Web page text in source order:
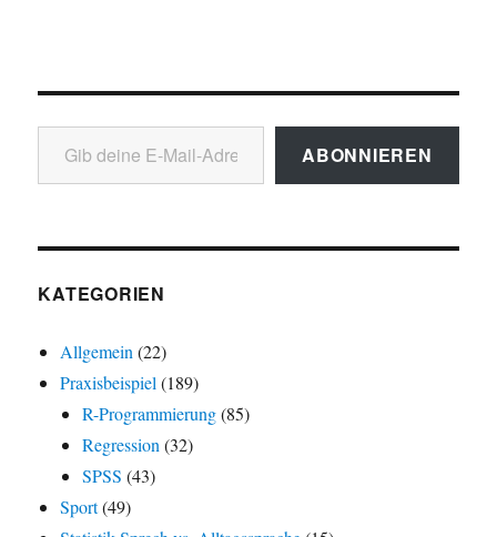
Gib deine E-Mail-Adresse ein ...
ABONNIEREN
KATEGORIEN
Allgemein (22)
Praxisbeispiel (189)
R-Programmierung(85)
Regression (32)
SPSS (43)
Sport(49)